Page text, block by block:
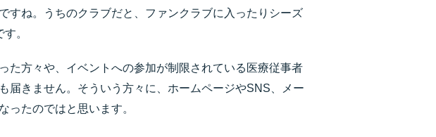
すね。うちのクラブだと、ファンクラブに入ったりシーズ
。
た方々や、イベントへの参加が制限されている医療従事者
届きません。そういう方々に、ホームページやSNS、メー
ったのではと思います。